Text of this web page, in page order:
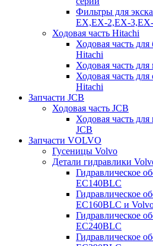
Фильтры для
EX,EX-2,EX-
Ходовая часть Hitachi
Ходовая часть
Hitachi
Ходовая часть
Ходовая часть для
Hitachi
Запчасти JCB
Ходовая часть JCB
Ходовая часть
JCB
Запчасти VOLVO
Гусеницы Volvo
Детали гидравлики
Гидравлическое
EC140BLC
Гидравлическое
EC160BLC и
Гидравлическое
EC240BLC
Гидравлическое